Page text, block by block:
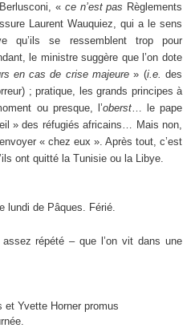
« ce n’est pas Règlements
Laurent Wauquiez, qui a le sens
qu’ils se ressemblent trop pour
le ministre suggère que l’on dote
en cas de crise majeure » (i.e. des
; pratique, les grands principes à
ou presque, l’oberst… le pape
» des réfugiés africains… Mais non,
« chez eux ». Après tout, c’est
ont quitté la Tunisie ou la Libye.
lundi de Pâques. Férié.
répété – que l’on vit dans une
et Yvette Horner promus